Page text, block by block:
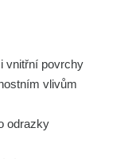
vnitřní povrchy
vlivům
odrazky